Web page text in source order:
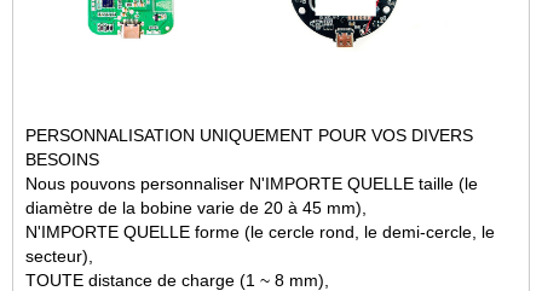
PERSONNALISATION UNIQUEMENT POUR VOS DIVERS
BESOINS
Nous pouvons personnaliser N'IMPORTE QUELLE taille (le
diamètre de la bobine varie de 20 à 45 mm),
N'IMPORTE QUELLE forme (le cercle rond, le demi-cercle, le
secteur),
TOUTE distance de charge (1 ~ 8 mm),